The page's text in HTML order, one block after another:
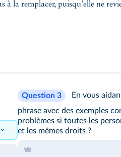
la remplacer, puisqu'elle ne
Question 3 En vous
phrase avec des exemples
problèmes si toutes les
et les mêmes droits ?